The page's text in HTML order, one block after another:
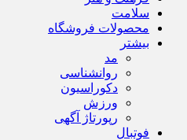
سلامت
محصولات فروشگاه
بیشتر
مد
روانشناسی
دکوراسیون
ورزش
رپورتاژ آگهی
فوتبال